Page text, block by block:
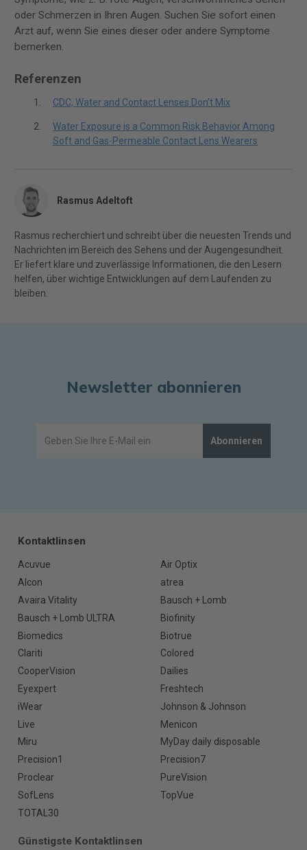
oder Schmerzen in Ihren Augen. Suchen Sie sofort einen
Arzt auf, wenn Sie eines dieser oder andere Symptome
bemerken.
Referenzen
CDC, Water and Contact Lenses Don’t Mix
Water Exposure is a Common Risk Behavior Among
Soft and Gas-Permeable Contact Lens Wearers
Rasmus Adeltoft
Rasmus recherchiert und schreibt über die neuesten Trends und
Nachrichten im Bereich des Sehens und der Augengesundheit.
Er liefert klare und zuverlässige Informationen, die den Lesern
helfen, über wichtige Entwicklungen auf dem Laufenden zu
bleiben.
Newsletter abonnieren
Abonnieren
Kontaktlinsen
Acuvue
Air Optix
Alcon
atrea
Avaira Vitality
Bausch + Lomb
Bausch + Lomb ULTRA
Biofinity
Biomedics
Biotrue
Clariti
Colored
CooperVision
Dailies
Eyexpert
Freshtech
iWear
Johnson & Johnson
Live
Menicon
Miru
MyDay daily disposable
Precision1
Precision7
Proclear
PureVision
SofLens
TopVue
TOTAL30
Günstigste Kontaktlinsen